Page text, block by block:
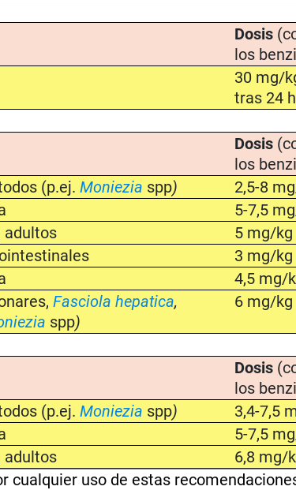
Dosis
los
30 mg/
tras 24
Dosis
los
(p.ej.Moniezia spp)
2,5-8
5-7,5
adultos
5 mg/kg
3 mg/kg
4,5 mg/
Fasciola hepatica,
spp)
6 mg/kg
Dosis
los
(p.ej.Moniezia spp)
3,4-7,5
5-7,5
adultos
6,8 mg/
cualquier uso de estas